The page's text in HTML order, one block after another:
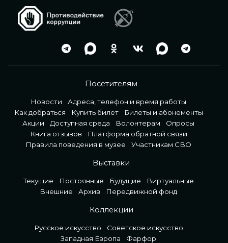
Посетителям
Новости
Адреса, телефон и время работы
Как добраться
Купить билет
Билеты и абонементы
Акции
Доступная среда Волонтерам
Опросы
Книга отзывов
Платформа обратной связи
Правила поведения в музее
Участникам СВО
Выставки
Текущие Постоянные Будущие
Виртуальные
Внешние
Архив Передвижной фонд
Коллекции
Русское искусство
Советское искусство
Западная Европа
Фарфор